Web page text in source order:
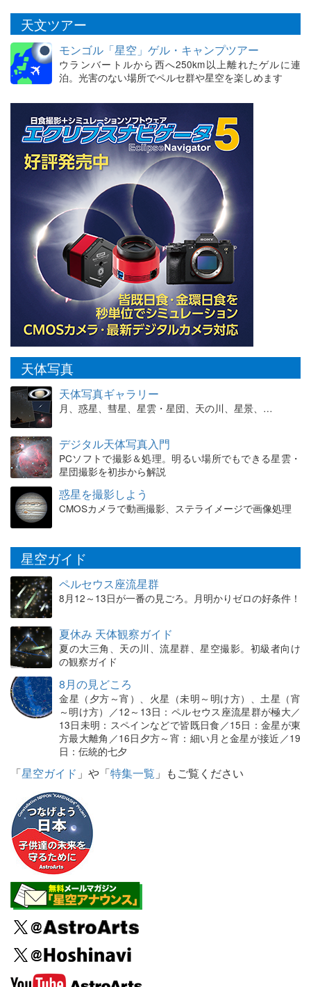
天文ツアー
モンゴル「星空」ゲル・キャンプツアー
ウランバートルから西へ250km以上離れたゲルに連
泊。光害のない場所でペルセ群や星空を楽しめます
天体写真
天体写真ギャラリー
月、惑星、彗星、星雲・星団、天の川、星景、…
デジタル天体写真入門
PCソフトで撮影＆処理。明るい場所でもできる星雲・
星団撮影を初歩から解説
惑星を撮影しよう
CMOSカメラで動画撮影、ステライメージで画像処理
星空ガイド
ペルセウス座流星群
8月12～13日が一番の見ごろ。月明かりゼロの好条件！
夏休み 天体観察ガイド
夏の大三角、天の川、流星群、星空撮影。初級者向け
の観察ガイド
8月の見どころ
金星（夕方～宵）、火星（未明～明け方）、土星（宵
～明け方）／12～13日：ペルセウス座流星群が極大／
13日未明：スペインなどで皆既日食／15日：金星が東
方最大離角／16日夕方～宵：細い月と金星が接近／19
日：伝統的七夕
「星空ガイド 」や「特集一覧 」もご覧ください